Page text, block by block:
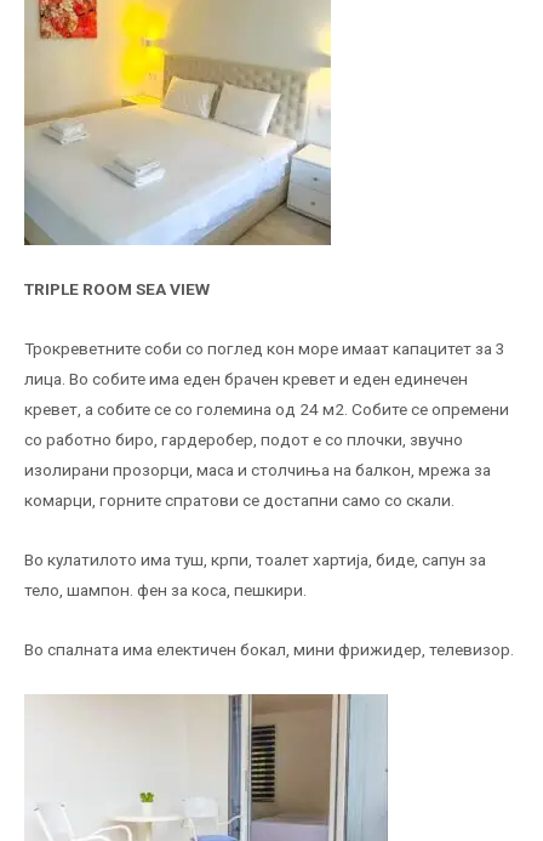
TRIPLE ROOM SEA VIEW
Трокреветните соби со поглед кон море имаат капацитет за 3
лица. Во собите има еден брачен кревет и еден единечен
кревет, а собите се со големина од 24 м2. Собите се опремени
со работно биро, гардеробер, подот е со плочки, звучно
изолирани прозорци, маса и столчиња на балкон, мрежа за
комарци, горните спратови се достапни само со скали.
Во кулатилото има туш, крпи, тоалет хартија, биде, сапун за
тело, шампон. фен за коса, пешкири.
Во спалната има електичен бокал, мини фрижидер, телевизор.